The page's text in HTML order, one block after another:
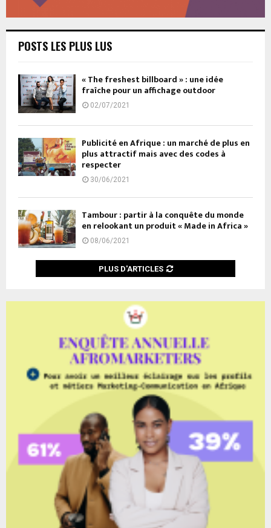
POSTS LES PLUS LUS
« The freshest billboard » : une idée
fraîche pour un affichage outdoor
02/07/2021
Publicité en Afrique : un marché de plus en
plus attractif mais avec des codes à
respecter
30/06/2021
Tambour : partir à la conquête du monde
en relookant un produit « Made in Africa »
08/06/2021
PLUS D'ARTICLES